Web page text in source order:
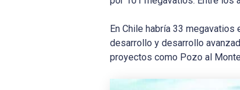
En Chile habría 33
desarrollo y desarrollo
proyectos como Pozo al